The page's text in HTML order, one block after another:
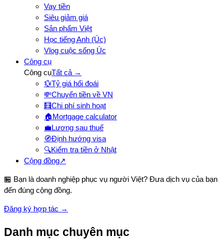
Vay tiền
Siêu giảm giá
Sản phẩm Việt
Học tiếng Anh (Úc)
Vlog cuộc sống Úc
Công cụ
Công cụTất cả →
💱Tỷ giá hối đoái
💸Chuyển tiền về VN
🧮Chi phí sinh hoạt
🏠Mortgage calculator
💼Lương sau thuế
🧭Định hướng visa
🔍Kiểm tra tiền ở Nhật
Cộng đồng↗
🏪 Bạn là doanh nghiệp phục vụ người Việt? Đưa dịch vụ của bạn
đến đúng cộng đồng.
Đăng ký hợp tác →
Danh mục chuyên mục